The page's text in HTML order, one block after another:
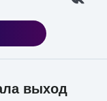
выход